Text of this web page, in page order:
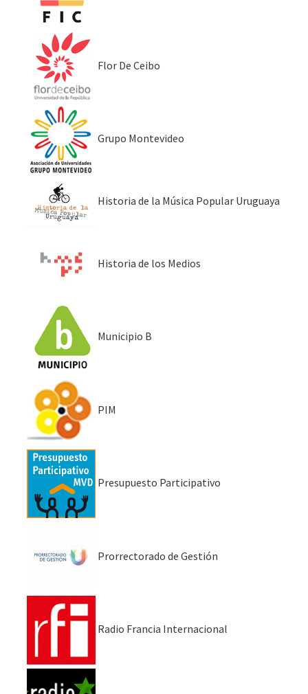
Flor De Ceibo
Grupo Montevideo
Historia de la Música Popular Uruguaya
Historia de los Medios
Municipio B
PIM
Presupuesto Participativo
Prorrectorado de Gestión
Radio Francia Internacional